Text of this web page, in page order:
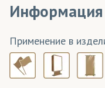
Информация
Применение в